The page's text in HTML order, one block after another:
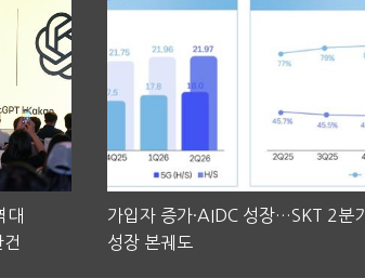
대
가입자 증가·AIDC 성장…SKT 2분기
성장 본궤도